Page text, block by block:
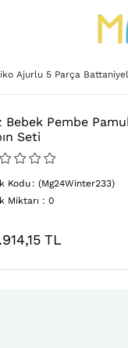
Ajurlu 5 Parça Battaniyeli
Bebek Pembe
Seti
(Mg24Winter233)
Kodu
Miktarı : 0